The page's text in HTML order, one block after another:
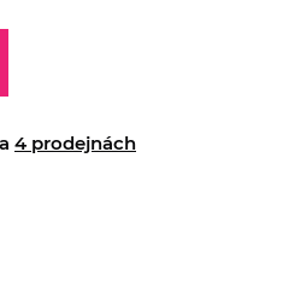
4 prodejnách